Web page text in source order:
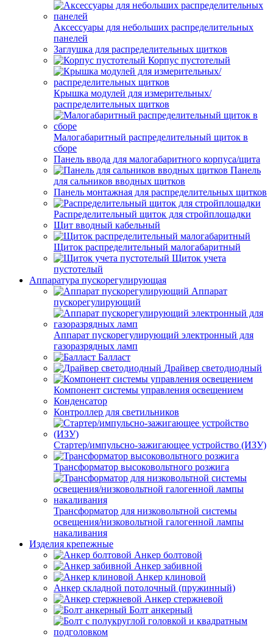
Аксессуары для небольших распределительных
панелей
Заглушка для распределительных щитков
Корпус пустотелый
Крышка модулей для измерительных/
распределительных щитков
Малогабаритный распределительный щиток в
сборе
Панель ввода для малогабаритного корпуса/щита
Панель
для сальников вводных щитков
Панель монтажная для распределительных щитков
Распределительный щиток для стройплощадки
Щит вводный кабельный
Щиток распределительный малогабаритный
Щиток учета
пустотелый
Аппаратура пускорегулирующая
Аппарат
пускорегулирующий
Аппарат пускорегулирующий электронный для
газоразрядных ламп
Балласт
Драйвер светодиодный
Компонент системы управления освещением
Конденсатор
Контроллер для светильников
Стартер/импульсно-зажигающее устройство (ИЗУ)
Трансформатор высоковольтного розжига
Трансформатор для низковольтной системы
освещения/низковольтной галогенной лампы
накаливания
Изделия крепежные
Анкер болтовой
Анкер забивной
Анкер клиновой
Анкер складной потолочный (пружинный)
Анкер стержневой
Болт анкерный